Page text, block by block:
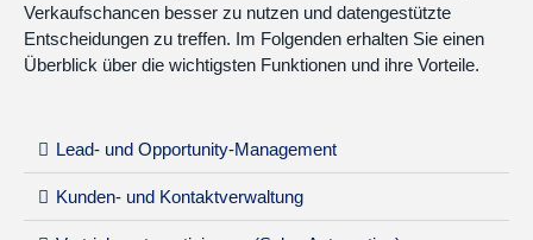
Verkaufschancen besser zu nutzen und datengestützte
Entscheidungen zu treffen. Im Folgenden erhalten Sie einen
Überblick über die wichtigsten Funktionen und ihre Vorteile.
Lead- und Opportunity-Management
Kunden- und Kontaktverwaltung